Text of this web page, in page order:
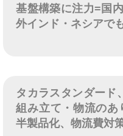
基盤構築に注力=国
外インド・ネシアで
タカラスタンダード
組み立て・物流の
半製品化、物流費対